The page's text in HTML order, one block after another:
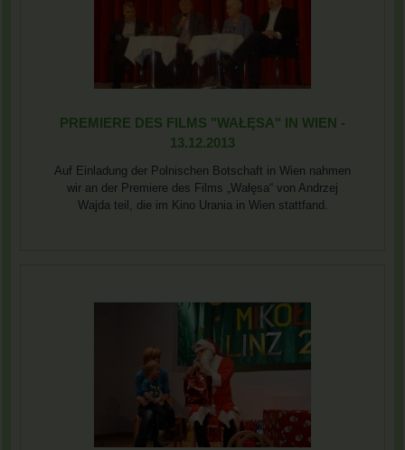
PREMIERE DES FILMS "WAŁĘSA" IN WIEN -
13.12.2013
Auf Einladung der Polnischen Botschaft in Wien nahmen
wir an der Premiere des Films „Wałęsa“ von Andrzej
Wajda teil, die im Kino Urania in Wien stattfand.